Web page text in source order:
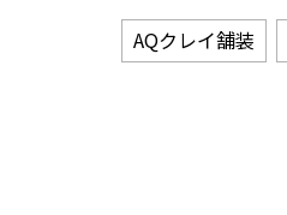
AQクレイ舗装